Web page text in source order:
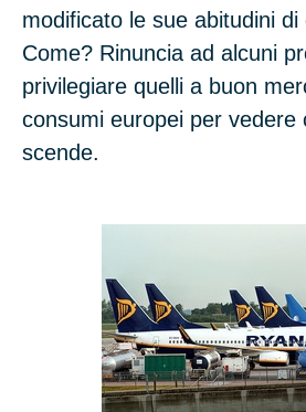
modificato le sue abitudini di
Come? Rinuncia ad alcuni
privilegiare quelli a buon
consumi europei per vedere
scende.